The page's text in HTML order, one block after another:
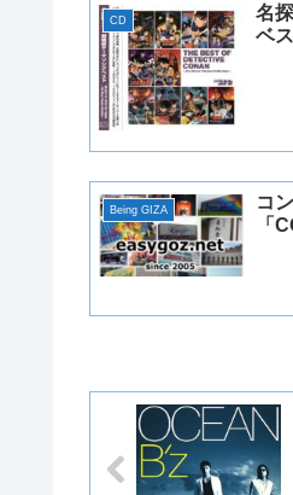
CD
名
ベ
Being GIZA
コ
「